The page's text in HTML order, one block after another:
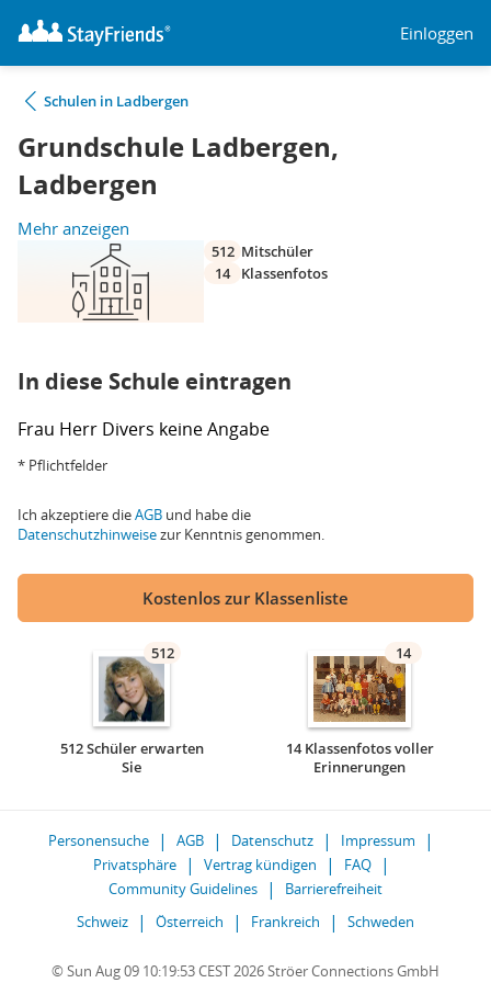
Einloggen
Schulen in Ladbergen
Grundschule Ladbergen,
Ladbergen
Mehr anzeigen
512 Mitschüler
14
Klassenfotos
In diese Schule eintragen
Frau Herr Divers keine Angabe
* Pflichtfelder
Ich akzeptiere dieAGB und habe die
Datenschutzhinweisezur Kenntnis genommen.
Kostenlos zur Klassenliste
512
512 Schüler erwarten
Sie
14
14 Klassenfotos voller
Erinnerungen
Personensuche AGB Datenschutz
Impressum
Privatsphäre
Vertrag kündigen
FAQ
Community Guidelines
Barrierefreiheit
Schweiz
Österreich Frankreich Schweden
© Sun Aug 09 10:19:53 CEST 2026 Ströer Connections GmbH